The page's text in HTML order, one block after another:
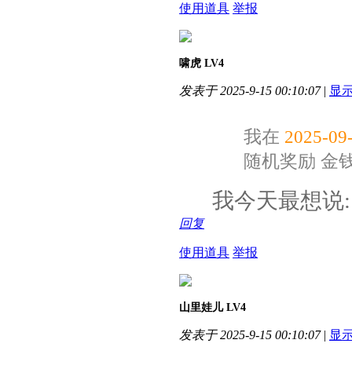
使用道具 举报
啸虎 LV4
发表于 2025-9-15 00:10:07 | 显
我在 2025-
随机奖励 金
我今天最想说
回复
使用道具 举报
山里娃儿 LV4
发表于 2025-9-15 00:10:07 | 显